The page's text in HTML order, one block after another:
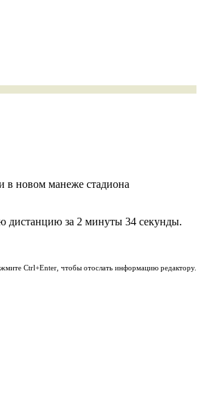
в новом манеже стадиона
дистанцию за 2 минуты 34 секунды.
Ctrl+Enter, чтобы отослать информацию редактору.